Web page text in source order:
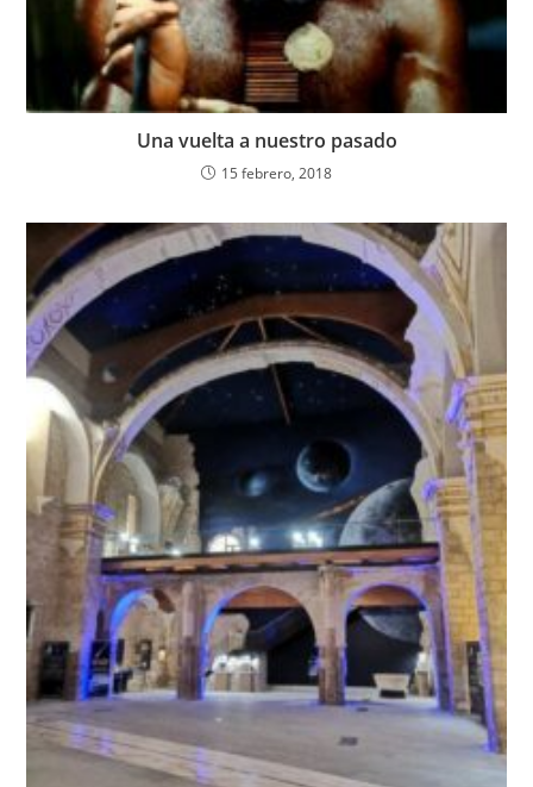
Una vuelta a nuestro pasado
15 febrero, 2018